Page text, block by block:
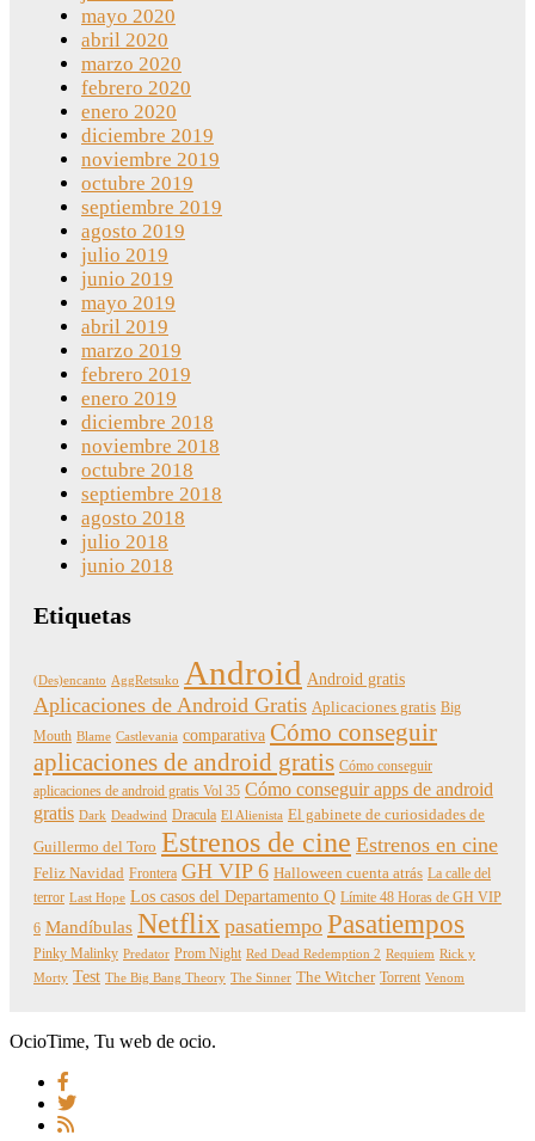
mayo 2020
abril 2020
marzo 2020
febrero 2020
enero 2020
diciembre 2019
noviembre 2019
octubre 2019
septiembre 2019
agosto 2019
julio 2019
junio 2019
mayo 2019
abril 2019
marzo 2019
febrero 2019
enero 2019
diciembre 2018
noviembre 2018
octubre 2018
septiembre 2018
agosto 2018
julio 2018
junio 2018
Etiquetas
(Des)encanto AggRetsuko Android Android gratis
Aplicaciones de Android Gratis Aplicaciones gratis Big
Mouth Blame Castlevania comparativa Cómo conseguir
aplicaciones de android gratis Cómo conseguir
aplicaciones de android gratis Vol 35 Cómo conseguir apps de android
gratis Dark Deadwind Dracula El Alienista El gabinete de curiosidades de
Guillermo del Toro Estrenos de cine Estrenos en cine
Feliz Navidad Frontera GH VIP 6 Halloween cuenta atrás La calle del
terror Last Hope Los casos del Departamento Q Límite 48 Horas de GH VIP
6 Mandíbulas Netflix pasatiempo Pasatiempos
Pinky Malinky Predator Prom Night Red Dead Redemption 2 Requiem Rick y
Morty Test The Big Bang Theory The Sinner The Witcher Torrent Venom
OcioTime, Tu web de ocio.